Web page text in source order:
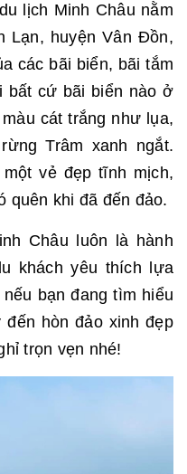
lịch Minh Châu nằm
Lạn, huyện Vân Đồn,
các bãi biển, bãi tắm
bất cứ bãi biển nào ở
cát trắng như lụa,
Trâm xanh ngắt.
vẻ đẹp tĩnh mịch,
quên khi đã đến đảo.
Châu luôn là hành
khách yêu thích lựa
bạn đang tìm hiểu
hòn đảo xinh đẹp
trọn vẹn nhé!